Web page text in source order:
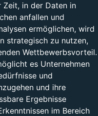
in der Daten in
anfallen und
ermöglichen, wird
strategisch zu nutzen,
Wettbewerbsvorteil.
es Unternehmen
und
und ihre
Ergebnisse
im Bereich